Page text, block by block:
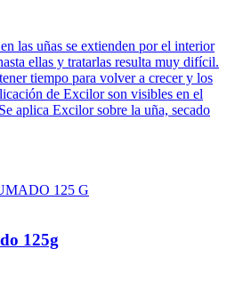
las uñas se extienden por el interior
ellas y tratarlas resulta muy difícil.
tiempo para volver a crecer y los
de Excilor son visibles en el
aplica Excilor sobre la uña, secado
125g